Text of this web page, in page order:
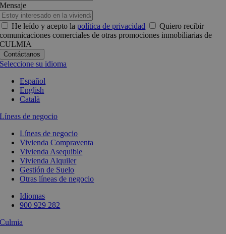
Mensaje
He leído y acepto lapolítica de privacidad
Quiero recibir
comunicaciones comerciales de otras promociones inmobiliarias de
CULMIA
Seleccione su idioma
Español
English
Català
Líneas de negocio
Líneas de negocio
Vivienda Compraventa
Vivienda Asequible
Vivienda Alquiler
Gestión de Suelo
Otras líneas de negocio
Idiomas
900 929 282
Culmia